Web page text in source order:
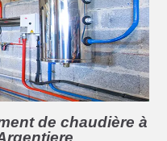
de chaudière à